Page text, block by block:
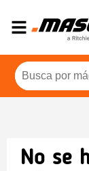
No se